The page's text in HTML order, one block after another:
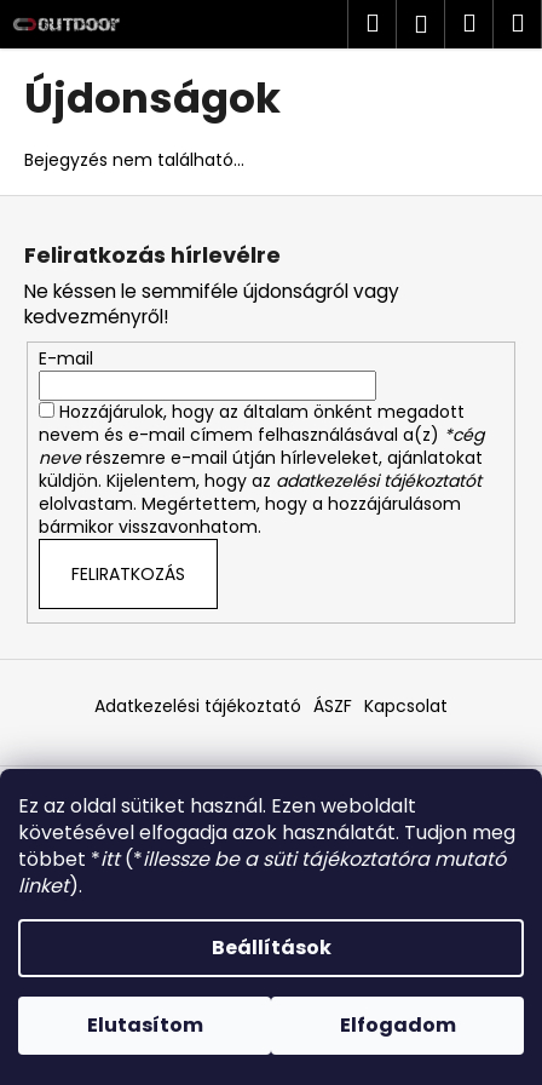
Ez az oldal sütiket használ. Ezen weboldalt
követésével elfogadja azok használatát. Tudjon meg
többet *itt(*illessze be a süti tájékoztatóra mutató
linket).
Beállítások
Elutasítom Elfogadom
fő
tartalomhoz
Keresés
Újdonságok
Bejegyzés nem található...
K
o
i
t
e
r
e
s
?
KERESÉS
L
Feliratkozás hírlevélre
Ne késsen le semmiféle újdonságról vagy
kedvezményről!
E-mail
Hozzájárulok, hogy az általam önként megadott
nevem és e-mail címem felhasználásával a(z) *cég
neverészemre e-mail útján hírleveleket, ajánlatokat
küldjön. Kijelentem, hogy az adatkezelési tájékoztatót
elolvastam. Megértettem, hogy a hozzájárulásom
bármikor visszavonhatom.
FELIRATKOZÁS
Adatkezelési tájékoztató ÁSZF Kapcsolat
Copyright 2026CTD Outdoor Magyarország. Minden
jog fenntartva.